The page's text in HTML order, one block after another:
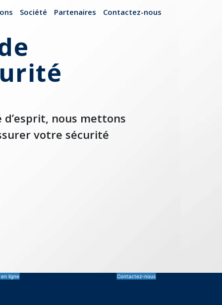
Société Partenaires Contactez-nous
nous mettons
votre sécurité
ligne Contactez-nous